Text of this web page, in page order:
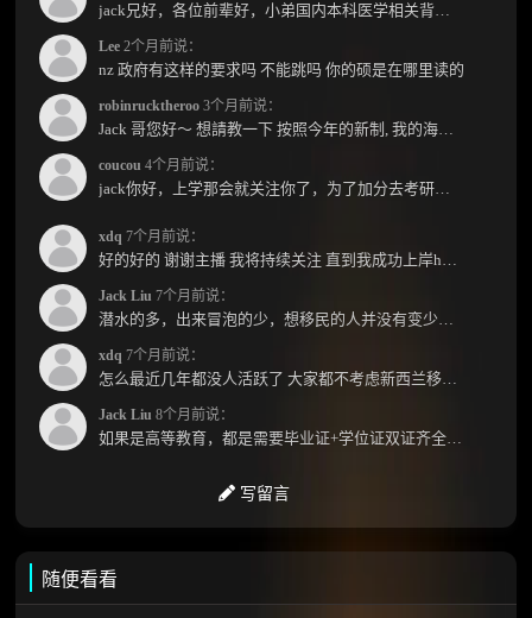
jack兄好，各位前辈好，小弟国内本科医学相关背景，预算有限，是直接去新西兰读2年护理硕士...
Lee 2个月前说：
nz 政府有这样的要求吗 不能跳吗 你的硕是在哪里读的
robinrucktheroo 3个月前说：
Jack 哥您好～ 想請教一下 按照今年的新制, 我的海外本科學歷需要經過NZQA認證嗎？ 現在網上說...
coucou 4个月前说：
jack你好，上学那会就关注你了，为了加分去考研现在有个尴尬的地方了：我专科直接考研没有本...
xdq 7个月前说：
好的好的 谢谢主播 我将持续关注 直到我成功上岸hhhh
Jack Liu 7个月前说：
潜水的多，出来冒泡的少，想移民的人并没有变少，但现实因素影响了大家的热情度，政策原因...
xdq 7个月前说：
怎么最近几年都没人活跃了 大家都不考虑新西兰移民了嘛？ 没什么人评论，也没什么新的消息...
Jack Liu 8个月前说：
如果是高等教育，都是需要毕业证+学位证双证齐全才能免NZQA认证，单证都需要额外认证，获得...
写留言
随便看看